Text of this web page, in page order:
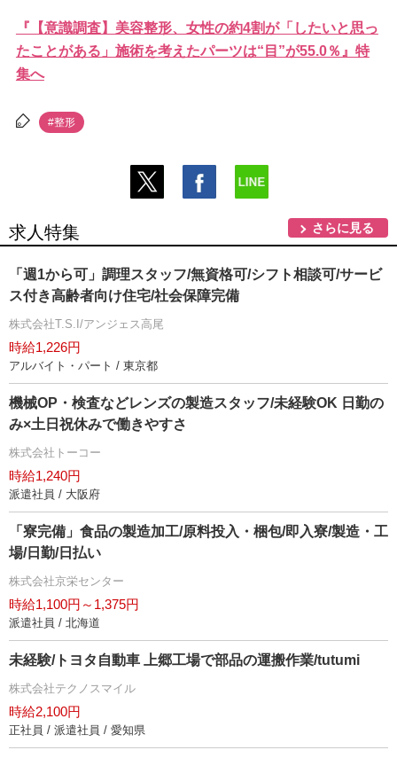
『【意識調査】美容整形、女性の約4割が「したいと思っ
たことがある」施術を考えたパーツは“目”が55.0％』特
集へ
#整形
求人特集 さらに見る
「週1から可」調理スタッフ/無資格可/シフト相談可/サービ
ス付き高齢者向け住宅/社会保障完備
株式会社T.S.I/アンジェス高尾
時給1,226円
アルバイト・パート / 東京都
機械OP・検査などレンズの製造スタッフ/未経験OK 日勤の
み×土日祝休みで働きやすさ
株式会社トーコー
時給1,240円
派遣社員 / 大阪府
「寮完備」食品の製造加工/原料投入・梱包/即入寮/製造・工
場/日勤/日払い
株式会社京栄センター
時給1,100円～1,375円
派遣社員 / 北海道
未経験/トヨタ自動車 上郷工場で部品の運搬作業/tutumi
株式会社テクノスマイル
時給2,100円
正社員 / 派遣社員 / 愛知県